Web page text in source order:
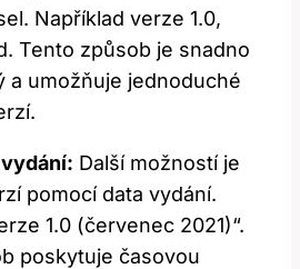
Například verze 1.0,
Tento způsob je snadno
a umožňuje jednoduché
Další možností je
pomocí data vydání.
1.0 (červenec 2021)“.
poskytuje časovou